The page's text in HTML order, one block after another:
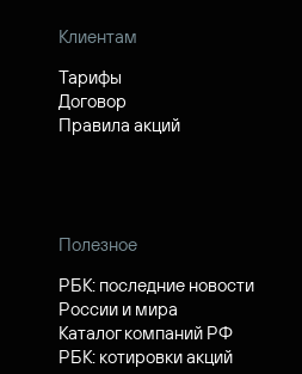
Клиентам
Тарифы
Договор
Правила акций
Полезное
РБК: последние новости
России и мира
Каталог компаний РФ
РБК: котировки акций